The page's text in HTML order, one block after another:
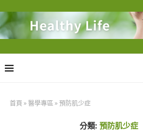
首頁 »醫學專區 »預防肌少症
分類: 預防肌少症